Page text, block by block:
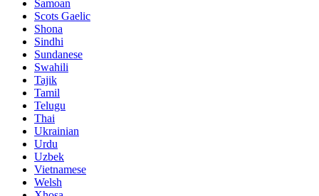
Samoan
Scots Gaelic
Shona
Sindhi
Sundanese
Swahili
Tajik
Tamil
Telugu
Thai
Ukrainian
Urdu
Uzbek
Vietnamese
Welsh